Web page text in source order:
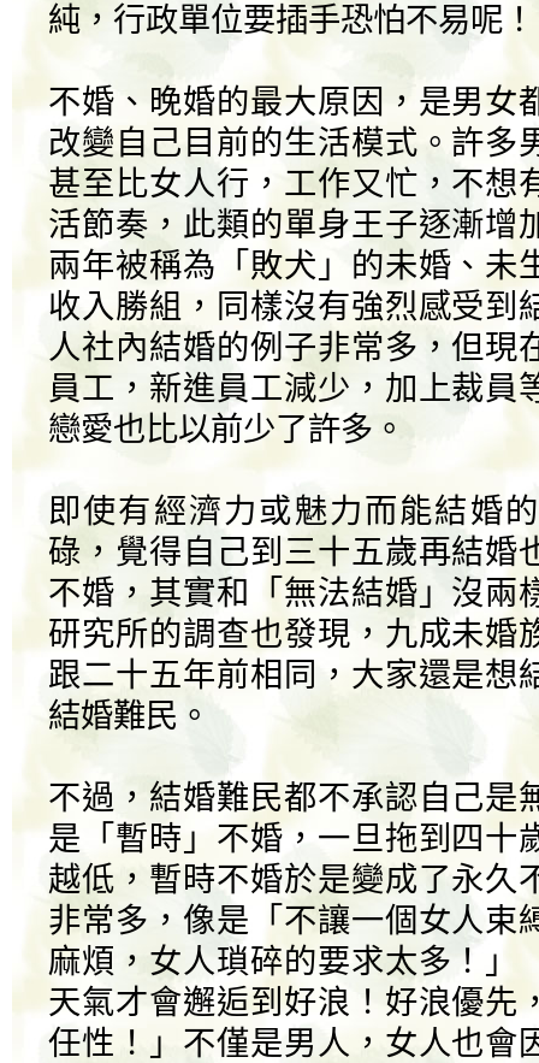
純，行政單位要插手恐怕不易呢！
不婚、晚婚的最大原因，是男女
改變自己目前的生活模式。許多
甚至比女人行，工作又忙，不想
活節奏，此類的單身王子逐漸增
兩年被稱為「敗犬」的未婚、未
收入勝組，同樣沒有強烈感受到
人社內結婚的例子非常多，但現
員工，新進員工減少，加上裁員
戀愛也比以前少了許多。
即使有經濟力或魅力而能結婚
碌，覺得自己到三十五歲再結婚
不婚，其實和「無法結婚」沒兩
研究所的調查也發現，九成未婚
跟二十五年前相同，大家還是想
結婚難民。
不過，結婚難民都不承認自己是
是「暫時」不婚，一旦拖到四十
越低，暫時不婚於是變成了永久
非常多，像是「不讓一個女人束
麻煩，女人瑣碎的要求太多！」
天氣才會邂逅到好浪！好浪優先
任性！」不僅是男人，女人也會